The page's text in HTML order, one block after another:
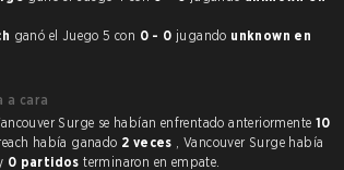
ganó el Juego 5 con 0 - 0 jugando unknown en
a cara
Boston Breach y Vancouver Surge se habían enfrentado anteriormente 10
había ganado 2 veces , Vancouver Surge había
0 partidosterminaron en empate.